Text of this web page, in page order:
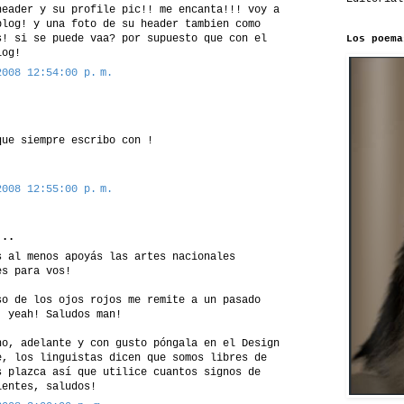
y su profile pic!! me encanta!!! voy a
y una foto de su header tambien como
si se puede vaa? por supuesto que con el
12:54:00 p. m.
siempre escribo con !
12:55:00 p. m.
al menos apoyás las artes nacionales
para vos!
de los ojos rojos me remite a un pasado
Saludos man!
adelante y con gusto póngala en el Design
los linguistas dicen que somos libres de
plazca así que utilice cuantos signos de
saludos!
Los